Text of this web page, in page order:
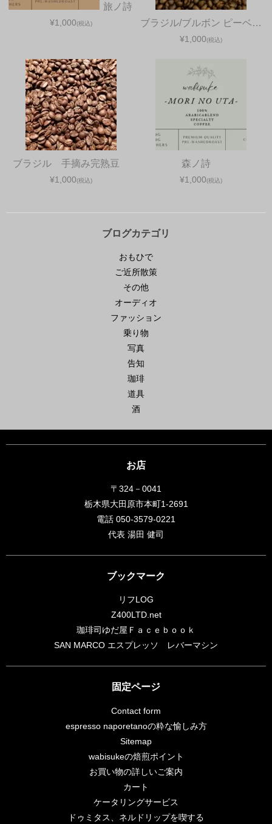
旅ノ詩
¥1,000(税込) ブラジル/ブルボン ピーベ…
¥1,000(税込)
ブラジル 手摘み完熟豆
¥1,000(税込)
森ノ詩
¥1,000(税込)
ブログカテゴリ
おもひで
ご近所散策
その他
オーディオ
ファッション
乗り物
写真
告知
珈琲
道具
酒
お店
〒324－0041
栃木県大田原市本町1-2691
電話 050-3579-0221
代表 湯田 健司
ブックマーク
リフLOG
Z400LTD.net
珈琲司ゆだ屋Ｆａｃｅｂｏｏｋ
SAN MARCO エスプレッソ レバーマシン
固定ページ
Contact form
espresso naporetanoの粋な愉しみ方
Sitemap
wabisukeの焙煎ポイント
お買い物の詳しいご案内
カート
ケータリングサービス
ドゥミタス、ネルドリップを喫する